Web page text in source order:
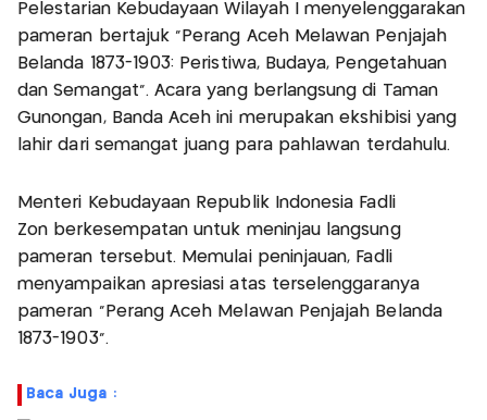
Pelestarian Kebudayaan Wilayah I menyelenggarakan
pameran bertajuk “Perang Aceh Melawan Penjajah
Belanda 1873-1903: Peristiwa, Budaya, Pengetahuan
dan Semangat”. Acara yang berlangsung di Taman
Gunongan, Banda Aceh ini merupakan ekshibisi yang
lahir dari semangat juang para pahlawan terdahulu.
Menteri Kebudayaan Republik Indonesia Fadli
Zon berkesempatan untuk meninjau langsung
pameran tersebut. Memulai peninjauan, Fadli
menyampaikan apresiasi atas terselenggaranya
pameran “Perang Aceh Melawan Penjajah Belanda
1873-1903”.
Baca Juga :